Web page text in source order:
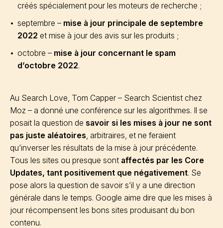
créés spécialement pour les moteurs de recherche ;
septembre – mise à jour principale de septembre
2022 et mise à jour des avis sur les produits ;
octobre – mise à jour concernant le spam
d’octobre 2022.
Au Search Love, Tom Capper – Search Scientist chez
Moz – a donné une conférence sur les algorithmes. Il se
posait la question de savoir si les mises à jour ne sont
pas juste aléatoires, arbitraires, et ne feraient
qu’inverser les résultats de la mise à jour précédente.
Tous les sites ou presque sont affectés par les Core
Updates, tant positivement que négativement. Se
pose alors la question de savoir s’il y a une direction
générale dans le temps. Google aime dire que les mises à
jour récompensent les bons sites produisant du bon
contenu.